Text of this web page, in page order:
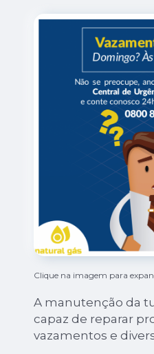
Clique na imagem para
A manutenção da
capaz de reparar
vazamentos e